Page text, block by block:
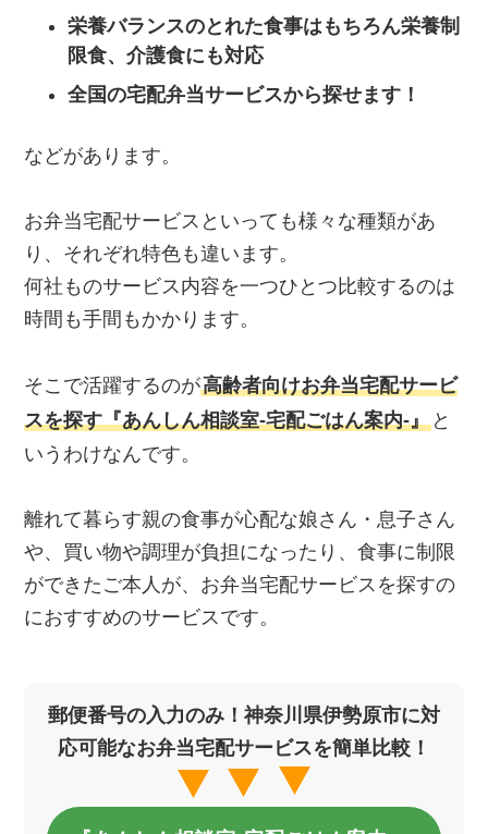
栄養バランスのとれた食事はもちろん栄養制
限食、介護食にも対応
全国の宅配弁当サービスから探せます！
などがあります。
お弁当宅配サービスといっても様々な種類があ
り、それぞれ特色も違います。
何社ものサービス内容を一つひとつ比較するのは
時間も手間もかかります。
そこで活躍するのが高齢者向けお弁当宅配サービ
スを探す『あんしん相談室‐宅配ごはん案内‐』 と
いうわけなんです。
離れて暮らす親の食事が心配な娘さん・息子さん
や、買い物や調理が負担になったり、食事に制限
ができたご本人が、お弁当宅配サービスを探すの
におすすめのサービスです。
郵便番号の入力のみ！神奈川県伊勢原市に対
応可能なお弁当宅配サービスを簡単比較！